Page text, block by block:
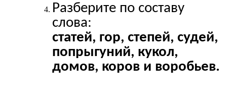
Разберите по составу
слова:
статей, гор, степей, судей,
попрыгуний, кукол,
домов, коров и воробьев.